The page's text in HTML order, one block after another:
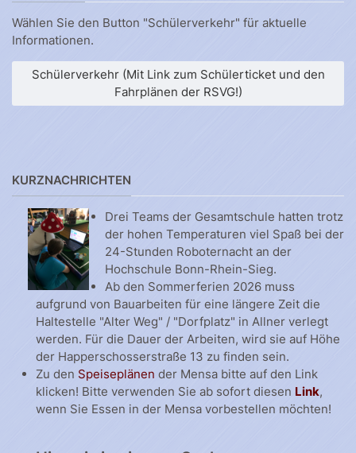
Wählen Sie den Button "Schülerverkehr" für aktuelle
Informationen.
Schülerverkehr (Mit Link zum Schülerticket und den
Fahrplänen der RSVG!)
KURZNACHRICHTEN
Drei Teams der Gesamtschule hatten trotz
der hohen Temperaturen viel Spaß bei der
24-Stunden Roboternacht an der
Hochschule Bonn-Rhein-Sieg.
Ab den Sommerferien 2026 muss
aufgrund von Bauarbeiten für eine längere Zeit die
Haltestelle "Alter Weg" / "Dorfplatz" in Allner verlegt
werden. Für die Dauer der Arbeiten, wird sie auf Höhe
der Happerschosserstraße 13 zu finden sein.
Zu den Speiseplänen der Mensa bitte auf den Link
klicken! Bitte verwenden Sie ab sofort diesen Link,
wenn Sie Essen in der Mensa vorbestellen möchten!